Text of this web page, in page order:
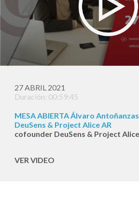
27 ABRIL 2021
Duración: 00:59:45
MESA ABIERTA Álvaro
DeuSens & Project Alice AR
cofounder DeuSens & Project
VER VIDEO